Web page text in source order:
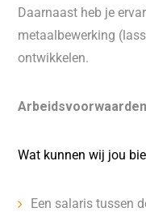
Daarnaast heb je
metaalbewerking
ontwikkelen.
Arbeidsvoorwaarden
Wat kunnen wij jou
Een salaris tussen